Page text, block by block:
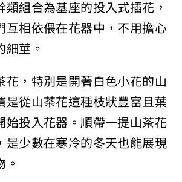
組合為基座的投入式插花，
相依偎在花器中，不用擔心
莖。
，特別是開著白色小花的山
從山茶花這種枝狀豐富且葉
投入花器。順帶一提山茶花
少數在寒冷的冬天也能展現